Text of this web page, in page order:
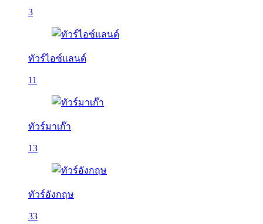
3
ทัวร์ไอซ์แลนด์
11
ทัวร์มาเก๊า
13
ทัวร์อังกฤษ
33